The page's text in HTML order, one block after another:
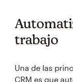
trabajo
Una de las
CRM es que